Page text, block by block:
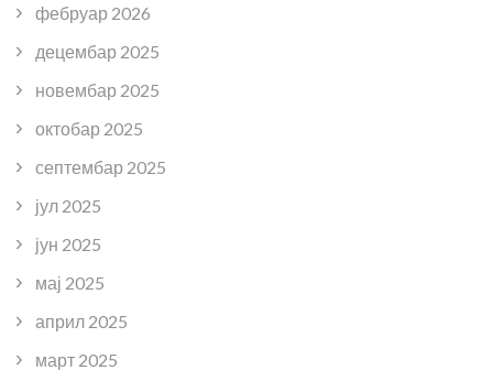
фебруар 2026
децембар 2025
новембар 2025
октобар 2025
септембар 2025
јул 2025
јун 2025
мај 2025
април 2025
март 2025